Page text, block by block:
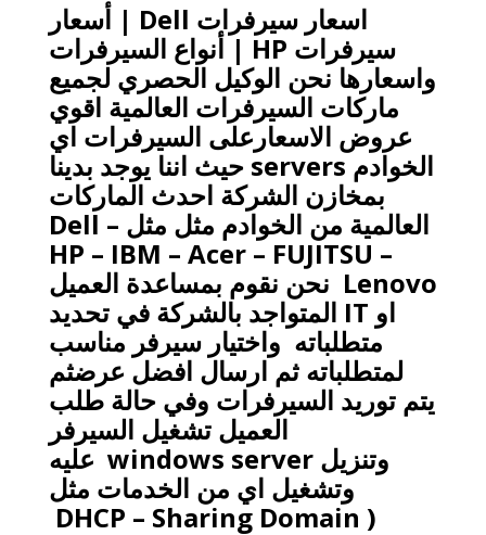
اسعار سيرفرات Dell | أسعار
سيرفرات HP | أنواع السيرفرات
واسعارها نحن الوكيل الحصري لجميع
ماركات السيرفرات العالمية اقوي
عروض الاسعارعلى السيرفرات اي
الخوادم servers حيث اننا يوجد بدينا
بمخازن الشركة احدث الماركات
العالمية من الخوادم مثل مثل Dell –
HP – IBM – Acer – FUJITSU –
Lenovo نحن نقوم بمساعدة العميل
او IT المتواجد بالشركة في تحديد
متطلباته واختيار سيرفر مناسب
لمتطلباته ثم ارسال افضل عرضثم
يتم توريد السيرفرات وفي حالة طلب
العميل تشغيل السيرفر
وتنزيلwindows server عليه
وتشغيل اي من الخدمات مثل
(
Domain
DHCP – Sharing